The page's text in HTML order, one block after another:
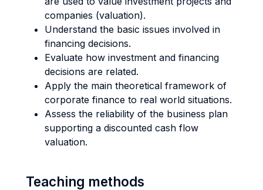
companies (valuation).
Understand the basic issues involved in
financing decisions.
Evaluate how investment and financing
decisions are related.
Apply the main theoretical framework of
corporate finance to real world situations.
Assess the reliability of the business plan
supporting a discounted cash flow
valuation.
Teaching methods